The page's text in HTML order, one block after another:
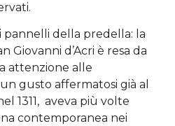
pannelli della predella: la
Giovanni d’Acri è resa da
attenzione alle
gusto affermatosi già al
1311, aveva più volte
contemporanea nei